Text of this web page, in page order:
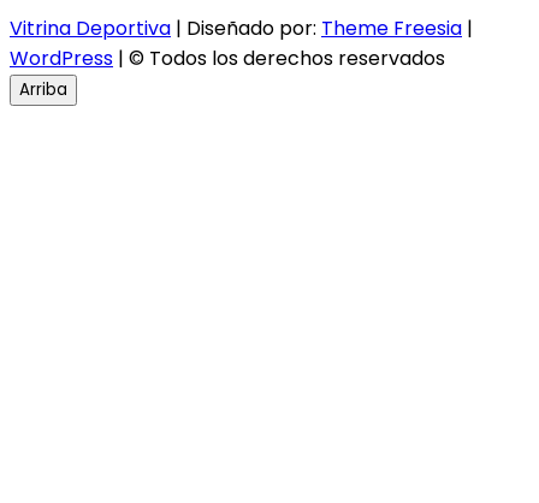
Vitrina Deportiva | Diseñado por: Theme Freesia |
WordPress | © Todos los derechos reservados
Arriba